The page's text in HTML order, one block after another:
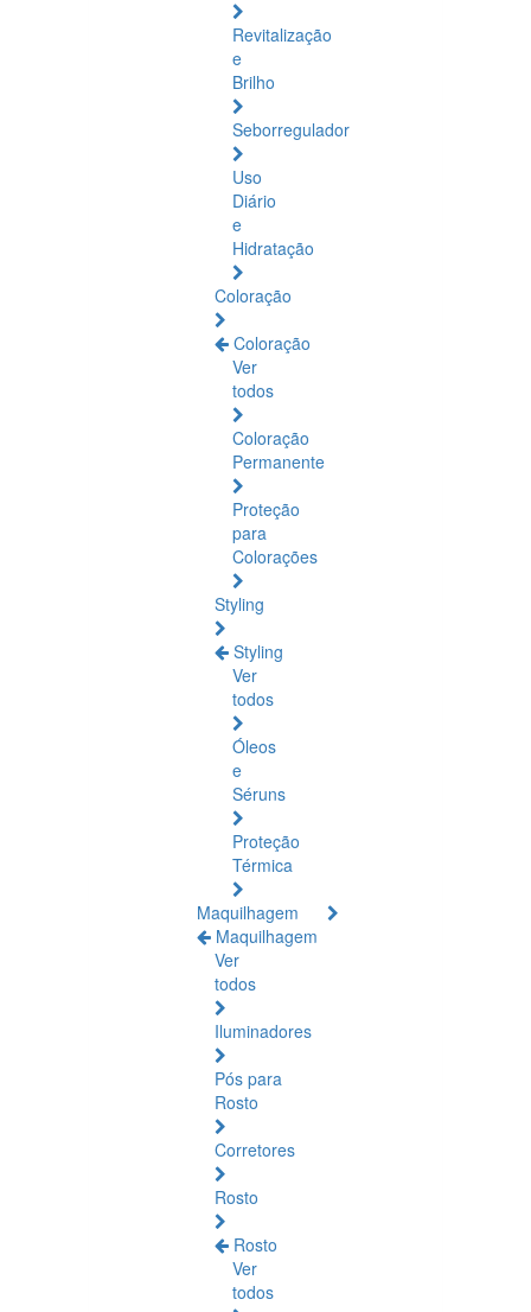
Revitalização
e
Brilho
Seborregulador
Uso
Diário
e
Hidratação
Coloração
Coloração
Ver
todos
Coloração
Permanente
Proteção
para
Colorações
Styling
Styling
Ver
todos
Óleos
e
Séruns
Proteção
Térmica
Maquilhagem
Maquilhagem
Ver
todos
Iluminadores
Pós para
Rosto
Corretores
Rosto
Rosto
Ver
todos